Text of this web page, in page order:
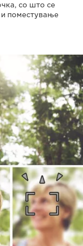
со што се
поместување